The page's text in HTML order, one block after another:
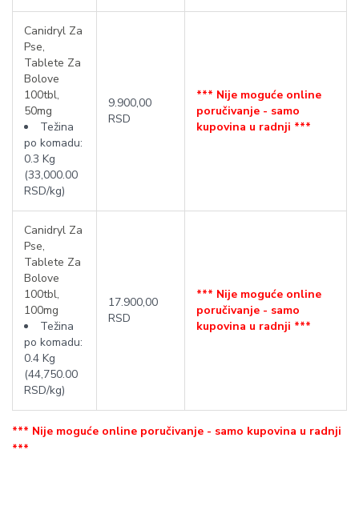
Canidryl Za
Pse,
Tablete Za
Bolove
100tbl,
50mg
Težina
po komadu:
0.3 Kg
(33,000.00
RSD/kg)
9.900,00
RSD
*** Nije moguće online
poručivanje - samo
kupovina u radnji ***
Canidryl Za
Pse,
Tablete Za
Bolove
100tbl,
100mg
Težina
po komadu:
0.4 Kg
(44,750.00
RSD/kg)
17.900,00
RSD
*** Nije moguće online
poručivanje - samo
kupovina u radnji ***
*** Nije moguće online poručivanje - samo kupovina u radnji
***